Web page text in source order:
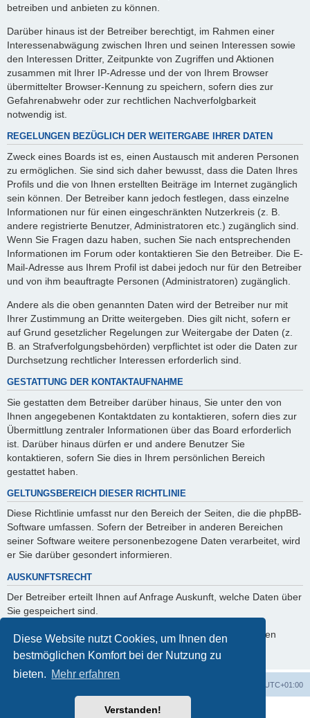
Diese Website nutzt Cookies, um Ihnen den
bestmöglichen Komfort bei der Nutzung zu
bieten. Mehr erfahren
Verstanden!
betreiben und anbieten zu können.
Darüber hinaus ist der Betreiber berechtigt, im Rahmen einer
Interessenabwägung zwischen Ihren und seinen Interessen sowie
den Interessen Dritter, Zeitpunkte von Zugriffen und Aktionen
zusammen mit Ihrer IP-Adresse und der von Ihrem Browser
übermittelter Browser-Kennung zu speichern, sofern dies zur
Gefahrenabwehr oder zur rechtlichen Nachverfolgbarkeit
notwendig ist.
REGELUNGEN BEZÜGLICH DER WEITERGABE IHRER DATEN
Zweck eines Boards ist es, einen Austausch mit anderen Personen
zu ermöglichen. Sie sind sich daher bewusst, dass die Daten Ihres
Profils und die von Ihnen erstellten Beiträge im Internet zugänglich
sein können. Der Betreiber kann jedoch festlegen, dass einzelne
Informationen nur für einen eingeschränkten Nutzerkreis (z. B.
andere registrierte Benutzer, Administratoren etc.) zugänglich sind.
Wenn Sie Fragen dazu haben, suchen Sie nach entsprechenden
Informationen im Forum oder kontaktieren Sie den Betreiber. Die E-
Mail-Adresse aus Ihrem Profil ist dabei jedoch nur für den Betreiber
und von ihm beauftragte Personen (Administratoren) zugänglich.
Andere als die oben genannten Daten wird der Betreiber nur mit
Ihrer Zustimmung an Dritte weitergeben. Dies gilt nicht, sofern er
auf Grund gesetzlicher Regelungen zur Weitergabe der Daten (z.
B. an Strafverfolgungsbehörden) verpflichtet ist oder die Daten zur
Durchsetzung rechtlicher Interessen erforderlich sind.
GESTATTUNG DER KONTAKTAUFNAHME
Sie gestatten dem Betreiber darüber hinaus, Sie unter den von
Ihnen angegebenen Kontaktdaten zu kontaktieren, sofern dies zur
Übermittlung zentraler Informationen über das Board erforderlich
ist. Darüber hinaus dürfen er und andere Benutzer Sie
kontaktieren, sofern Sie dies in Ihrem persönlichen Bereich
gestattet haben.
GELTUNGSBEREICH DIESER RICHTLINIE
Diese Richtlinie umfasst nur den Bereich der Seiten, die die phpBB-
Software umfassen. Sofern der Betreiber in anderen Bereichen
seiner Software weitere personenbezogene Daten verarbeitet, wird
er Sie darüber gesondert informieren.
AUSKUNFTSRECHT
Der Betreiber erteilt Ihnen auf Anfrage Auskunft, welche Daten über
Sie gespeichert sind.
Sie können jederzeit die Löschung bzw. Sperrung Ihrer Daten
verlangen. Kontaktieren Sie hierzu bitte den Betreiber.
UTC+01:00
Powered byphpBB® Forum Software © phpBB Limited